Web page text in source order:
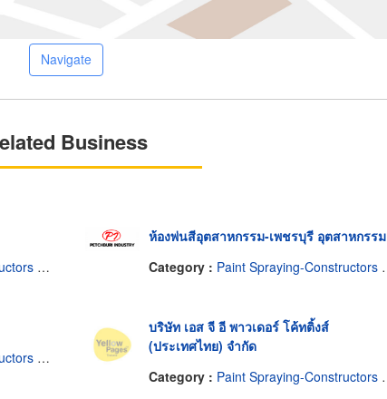
Navigate
Business
ห้องพ่นสีอุตสาหกรรม-เพชรบุรี อุตสาหกรรม
Category : Paint Spraying-Constructors & Designers
บริษัท เอส จี อี พาวเดอร์ โค้ทติ้งส์
(ประเทศไทย) จำกัด
Category : Paint Spraying-Constructors & Designers